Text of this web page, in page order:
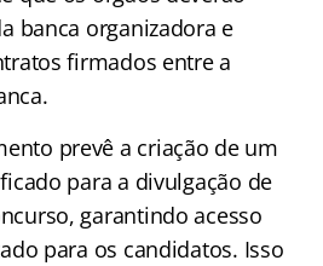
banca organizadora e
firmados entre a
prevê a criação de um
para a divulgação de
garantindo acesso
para os candidatos. Isso